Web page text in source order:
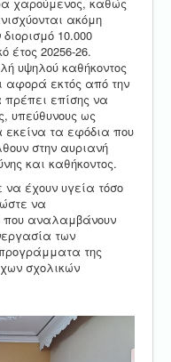
ακόμη
10.000
έτος 20256-26.
υψηλού καθήκοντος
αφορά εκτός από την
επίσης να
υπεύθυνους ως
εκείνα τα εφόδια που
στην αυριανή
και καθήκοντος.
να έχουν υγεία τόσο
ώστε να
που αναλαμβάνουν
των
της
σχολικών